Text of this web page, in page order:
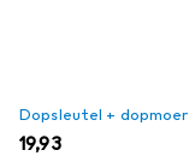
Dopsleutel + dopmoer
EUR
19,93